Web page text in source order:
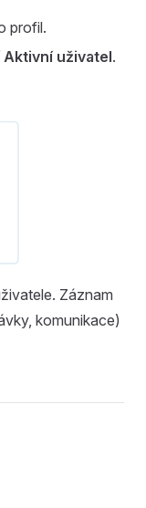
profil.
Aktivní uživatel.
Záznam
komunikace)